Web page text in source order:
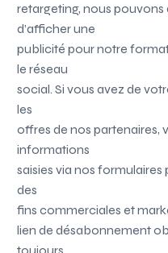
retargeting, nous
d’afficher une
publicité pour notre
le réseau
social. Si vous avez de
les
offres de nos partenaires,
informations
saisies via nos
des
fins commerciales et
lien de désabonnement